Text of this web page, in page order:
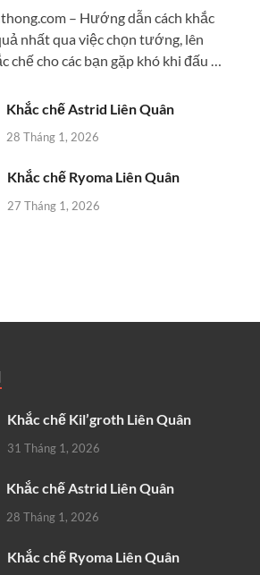
– Hướng dẫn cách khắc
nhất qua việc chọn tướng, lên
chế cho các bạn gặp khó khi đấu …
Khắc chế Astrid Liên Quân
28 Tháng 1, 2026
Khắc chế Ryoma Liên Quân
27 Tháng 1, 2026
Khắc chế Kil’groth Liên Quân
31 Tháng 1, 2026
Khắc chế Astrid Liên Quân
28 Tháng 1, 2026
Khắc chế Ryoma Liên Quân